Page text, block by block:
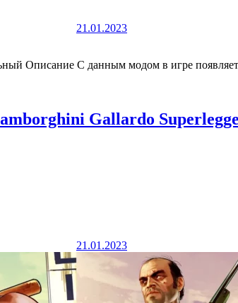
21.01.2023
Описание С данным модом в игре
Gallardo
21.01.2023